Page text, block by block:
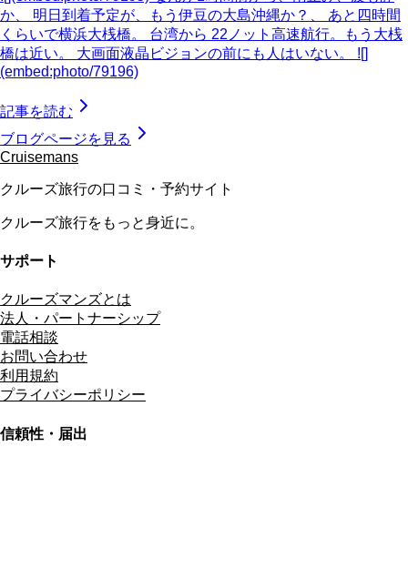
か、 明日到着予定が、もう伊豆の大島沖縄か？、 あと四時間
くらいで横浜大桟橋。 台湾から 22ノット高速航行。もう大桟
橋は近い。 大画面液晶ビジョンの前にも人はいない。 ![]
(embed:photo/79196)
記事を読む
ブログページを見る
Cruisemans
クルーズ旅行の口コミ・予約サイト
クルーズ旅行をもっと身近に。
サポート
クルーズマンズとは
法人・パートナーシップ
電話相談
お問い合わせ
利用規約
プライバシーポリシー
信頼性・届出